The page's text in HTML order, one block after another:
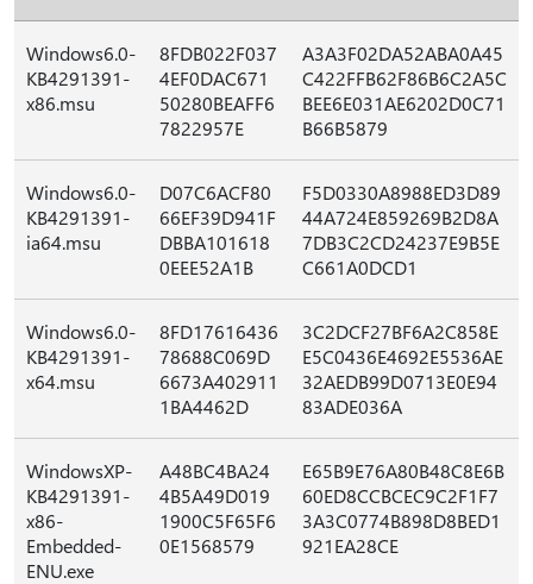
Windows6.0-
KB4291391-
x86.msu
8FDB022F037
4EF0DAC671
50280BEAFF6
7822957E
A3A3F02DA52ABA0A45
C422FFB62F86B6C2A5C
BEE6E031AE6202D0C71
B66B5879
Windows6.0-
KB4291391-
ia64.msu
D07C6ACF80
66EF39D941F
DBBA101618
0EEE52A1B
F5D0330A8988ED3D89
44A724E859269B2D8A
7DB3C2CD24237E9B5E
C661A0DCD1
Windows6.0-
KB4291391-
x64.msu
8FD17616436
78688C069D
6673A402911
1BA4462D
3C2DCF27BF6A2C858E
E5C0436E4692E5536AE
32AEDB99D0713E0E94
83ADE036A
WindowsXP-
KB4291391-
x86-
Embedded-
ENU.exe
A48BC4BA24
4B5A49D019
1900C5F65F6
0E1568579
E65B9E76A80B48C8E6B
60ED8CCBCEC9C2F1F7
3A3C0774B898D8BED1
921EA28CE